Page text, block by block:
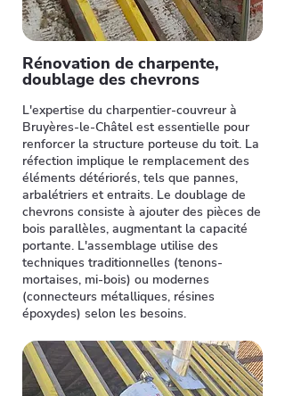
Rénovation de charpente,
doublage des chevrons
L'expertise du charpentier-couvreur à
Bruyères-le-Châtel est essentielle pour
renforcer la structure porteuse du toit. La
réfection implique le remplacement des
éléments détériorés, tels que pannes,
arbalétriers et entraits. Le doublage de
chevrons consiste à ajouter des pièces de
bois parallèles, augmentant la capacité
portante. L'assemblage utilise des
techniques traditionnelles (tenons-
mortaises, mi-bois) ou modernes
(connecteurs métalliques, résines
époxydes) selon les besoins.